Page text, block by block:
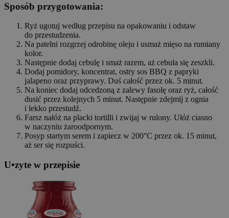
Sposób przygotowania:
Ryż ugotuj według przepisu na opakowaniu i odstaw
do przestudzenia.
Na patelni rozgrzej odrobinę oleju i usmaż mięso na rumiany
kolor.
Następnie dodaj cebulę i smaż razem, aż cebula się zeszkli.
Dodaj pomidory, koncentrat, ostry sos BBQ z papryki
jalapeno oraz przyprawy. Duś całość przez ok. 5 minut.
Na koniec dodaj odcedzoną z zalewy fasolę oraz ryż, całość
dusić przez kolejnych 5 minut. Następnie zdejmij z ognia
i lekko przestudź.
Farsz nałóż na placki tortilli i zwijaj w rulony. Ułóż ciasno
w naczyniu żaroodpornym.
Posyp startym serem i zapiecz w 200°C przez ok. 15 minut,
aż ser się rozpuści.
U•zyte w przepisie